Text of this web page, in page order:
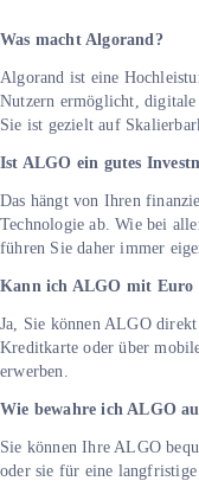
Was macht Algorand?
Algorand ist eine
Nutzern ermöglicht, digitale
Sie ist gezielt auf
Ist ALGO ein gutes
Das hängt von Ihren
Technologie ab. Wie bei
führen Sie daher immer
Kann ich ALGO mit Euro
Ja, Sie können ALGO
Kreditkarte oder über
erwerben.
Wie bewahre ich ALGO
Sie können Ihre ALGO
oder sie für eine